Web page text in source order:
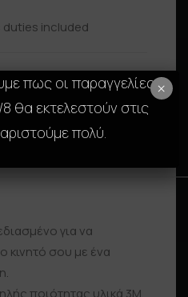
included
για να
σου με ένα
ποιότητας υλικά 3M,
πως οι παραγγελίες
θα εκτελεστούν στις
πολύ.
×